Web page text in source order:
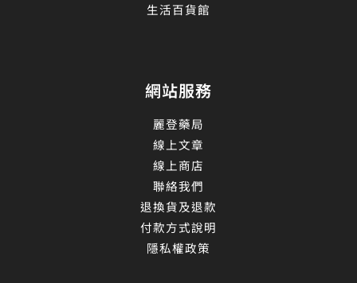
生活百貨館
網站服務
麗登藥局
線上文章
線上商店
聯絡我們
退換貨及退款
付款方式說明
隱私權政策